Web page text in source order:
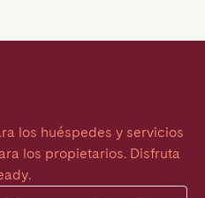
los huéspedes y servicios
los propietarios. Disfruta